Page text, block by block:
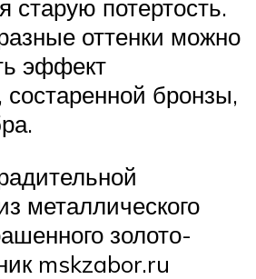
потертость.
оттенки можно
эффект
бронзы,
металлического
золото-
mskzabor.ru